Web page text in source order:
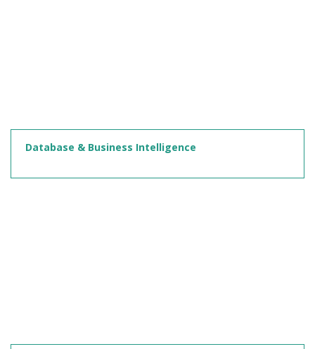
Database & Business Intelligence